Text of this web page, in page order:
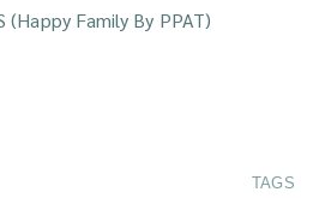
(Happy Family By PPAT)
TAGS